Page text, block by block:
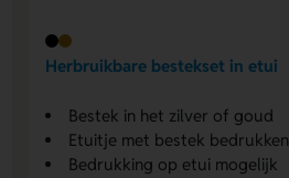
Herbruikbare bestekset in etui
Bestek in het zilver of goud
Etuitje met bestek bedrukken
Bedrukking op etui mogelijk